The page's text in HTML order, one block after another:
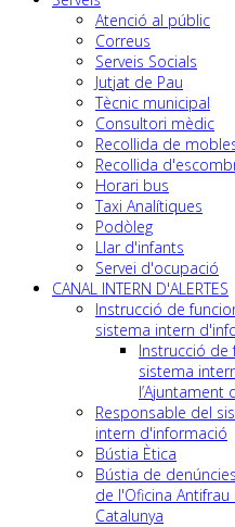
Atenció al públic
Correus
Serveis Socials
Jutjat de Pau
Tècnic municipal
Consultori mèdic
Recollida de
Recollida
Horari bus
Taxi Analítiques
Podòleg
Llar d'infants
Servei d'ocupació
CANAL INTERN D'ALERTES
Instrucció de
sistema intern
Instrucció de
sistema
l’Ajuntament
Responsable del
intern d'informació
Bústia Ètica
Bústia de
de l'Oficina Antifrau
Catalunya